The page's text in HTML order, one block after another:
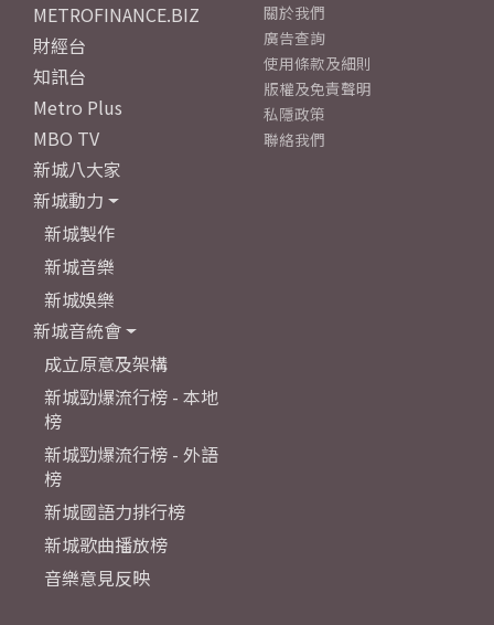
METROFINANCE.BIZ
財經台
知訊台
Metro Plus
MBO TV
新城八大家
新城動力
新城製作
新城音樂
新城娛樂
新城音統會
成立原意及架構
新城勁爆流行榜 - 本地
榜
新城勁爆流行榜 - 外語
榜
新城國語力排行榜
新城歌曲播放榜
音樂意見反映
關於我們
廣告查詢
使用條款及細則
版權及免責聲明
私隱政策
聯絡我們